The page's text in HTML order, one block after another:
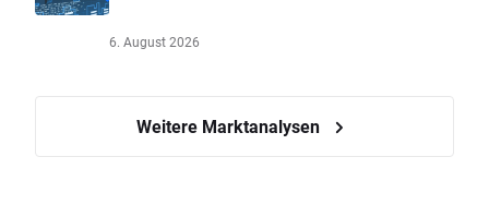
6. August 2026
Weitere Marktanalysen